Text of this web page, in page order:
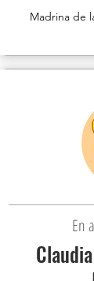
Madrina de
En